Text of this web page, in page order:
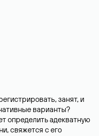
занят, и
варианты?
определить адекватную
свяжется с его